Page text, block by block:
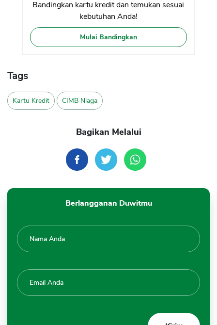
Bandingkan kartu kredit dan temukan sesuai
kebutuhan Anda!
Mulai Bandingkan
Tags
Kartu Kredit CIMB Niaga
Bagikan Melalui
Berlangganan Duwitmu